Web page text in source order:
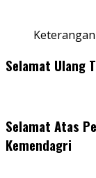
Selamat Ulang
Selamat Atas
Kemendagri